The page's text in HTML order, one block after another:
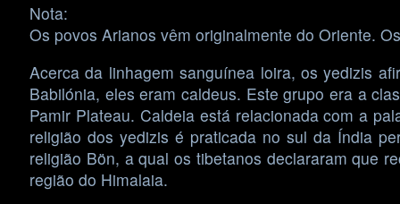
Nota:
Os povos Arianos vêm originalmente do Oriente.
Acerca da linhagem sanguínea loira, os yedizis
Babilónia, eles eram caldeus. Este grupo era a
Pamir Plateau. Caldeia está relacionada com a
religião dos yedizis é praticada no sul da Índia
religião Bön, a qual os tibetanos declararam que
região do Himalaia.